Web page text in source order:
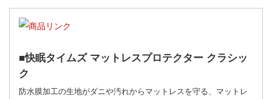
快眠タイムズ マットレスプロテクター クラシッ
ク
防水膜加工の生地がダニや汚れからマットレスを守る、マットレ